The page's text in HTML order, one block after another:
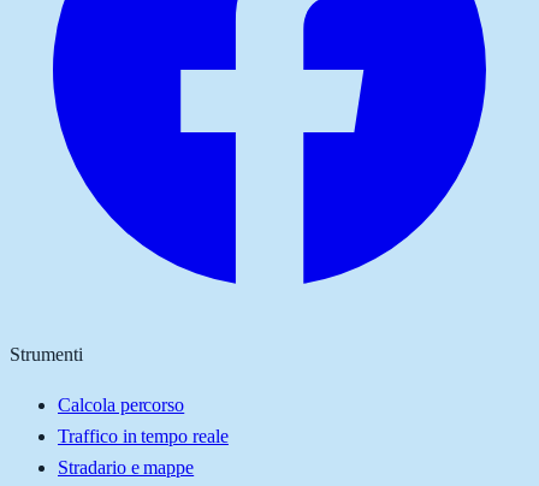
Strumenti
Calcola percorso
Traffico in tempo reale
Stradario e mappe